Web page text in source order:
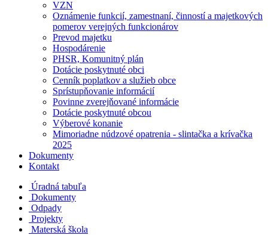
VZN
Oznámenie funkcií, zamestnaní, činností a majetkových
pomerov verejných funkcionárov
Prevod majetku
Hospodárenie
PHSR, Komunitný plán
Dotácie poskytnuté obci
Cenník poplatkov a služieb obce
Sprístupňovanie informácií
Povinne zverejňované informácie
Dotácie poskytnuté obcou
Výberové konanie
Mimoriadne núdzové opatrenia - slintačka a krívačka
2025
Dokumenty
Kontakt
Úradná tabuľa
Dokumenty
Odpady
Projekty
Materská škola